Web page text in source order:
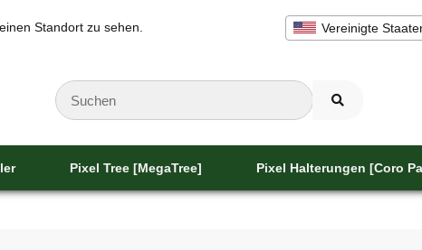
Standort zu sehen. Vereinigte
Pixel Tree [MegaTree] Pixel Halterungen [Coro